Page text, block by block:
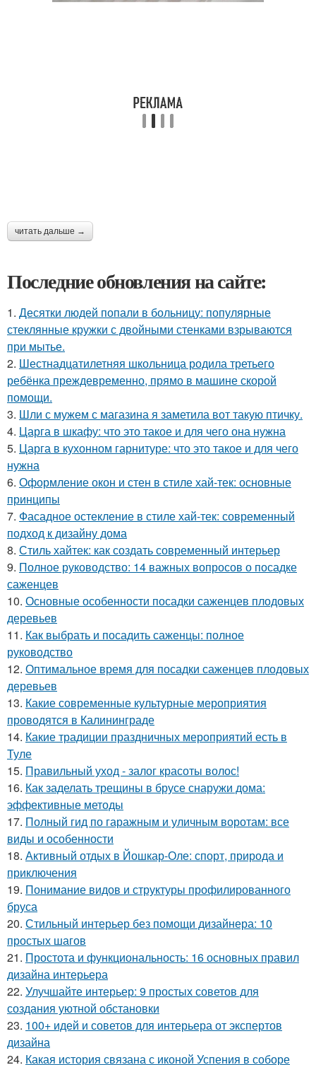
читать дальше →
Последние обновления на сайте:
1. Десятки людей попали в больницу: популярные
стеклянные кружки с двойными стенками взрываются
при мытье.
2. Шестнадцатилетняя школьница родила третьего
ребёнка преждевременно, прямо в машине скорой
помощи.
3. Шли с мужем с магазина я заметила вот такую птичку.
4. Царга в шкафу: что это такое и для чего она нужна
5. Царга в кухонном гарнитуре: что это такое и для чего
нужна
6. Оформление окон и стен в стиле хай-тек: основные
принципы
7. Фасадное остекление в стиле хай-тек: современный
подход к дизайну дома
8. Стиль хайтек: как создать современный интерьер
9. Полное руководство: 14 важных вопросов о посадке
саженцев
10. Основные особенности посадки саженцев плодовых
деревьев
11. Как выбрать и посадить саженцы: полное
руководство
12. Оптимальное время для посадки саженцев плодовых
деревьев
13. Какие современные культурные мероприятия
проводятся в Калининграде
14. Какие традиции праздничных мероприятий есть в
Туле
15. Правильный уход - залог красоты волос!
16. Как заделать трещины в брусе снаружи дома:
эффективные методы
17. Полный гид по гаражным и уличным воротам: все
виды и особенности
18. Активный отдых в Йошкар-Оле: спорт, природа и
приключения
19. Понимание видов и структуры профилированного
бруса
20. Стильный интерьер без помощи дизайнера: 10
простых шагов
21. Простота и функциональность: 16 основных правил
дизайна интерьера
22. Улучшайте интерьер: 9 простых советов для
создания уютной обстановки
23. 100+ идей и советов для интерьера от экспертов
дизайна
24. Какая история связана с иконой Успения в соборе